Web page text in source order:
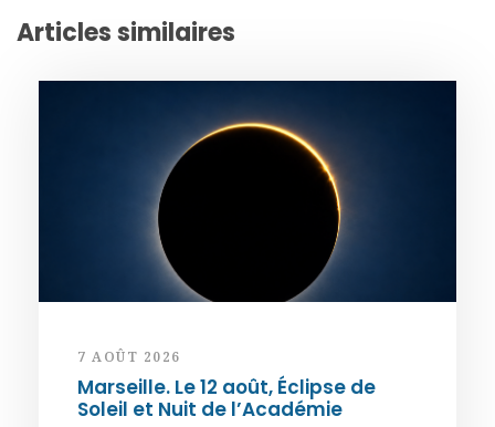
Articles similaires
7 AOÛT 2026
Marseille. Le 12 août, Éclipse de
Soleil et Nuit de l’Académie